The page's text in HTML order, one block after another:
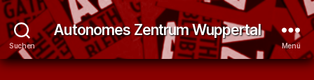
Suchen
Autonomes Zentrum Wuppertal
Menü